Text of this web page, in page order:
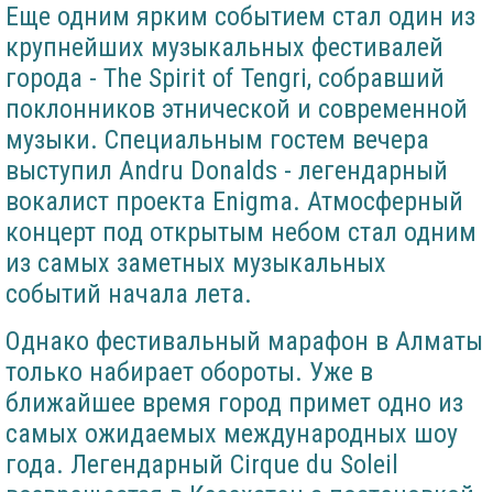
Еще одним ярким событием стал один из
крупнейших музыкальных фестивалей
города - The Spirit of Tengri, собравший
поклонников этнической и современной
музыки. Специальным гостем вечера
выступил Andru Donalds - легендарный
вокалист проекта Enigma. Атмосферный
концерт под открытым небом стал одним
из самых заметных музыкальных
событий начала лета.
Однако фестивальный марафон в Алматы
только набирает обороты. Уже в
ближайшее время город примет одно из
самых ожидаемых международных шоу
года. Легендарный Cirque du Soleil